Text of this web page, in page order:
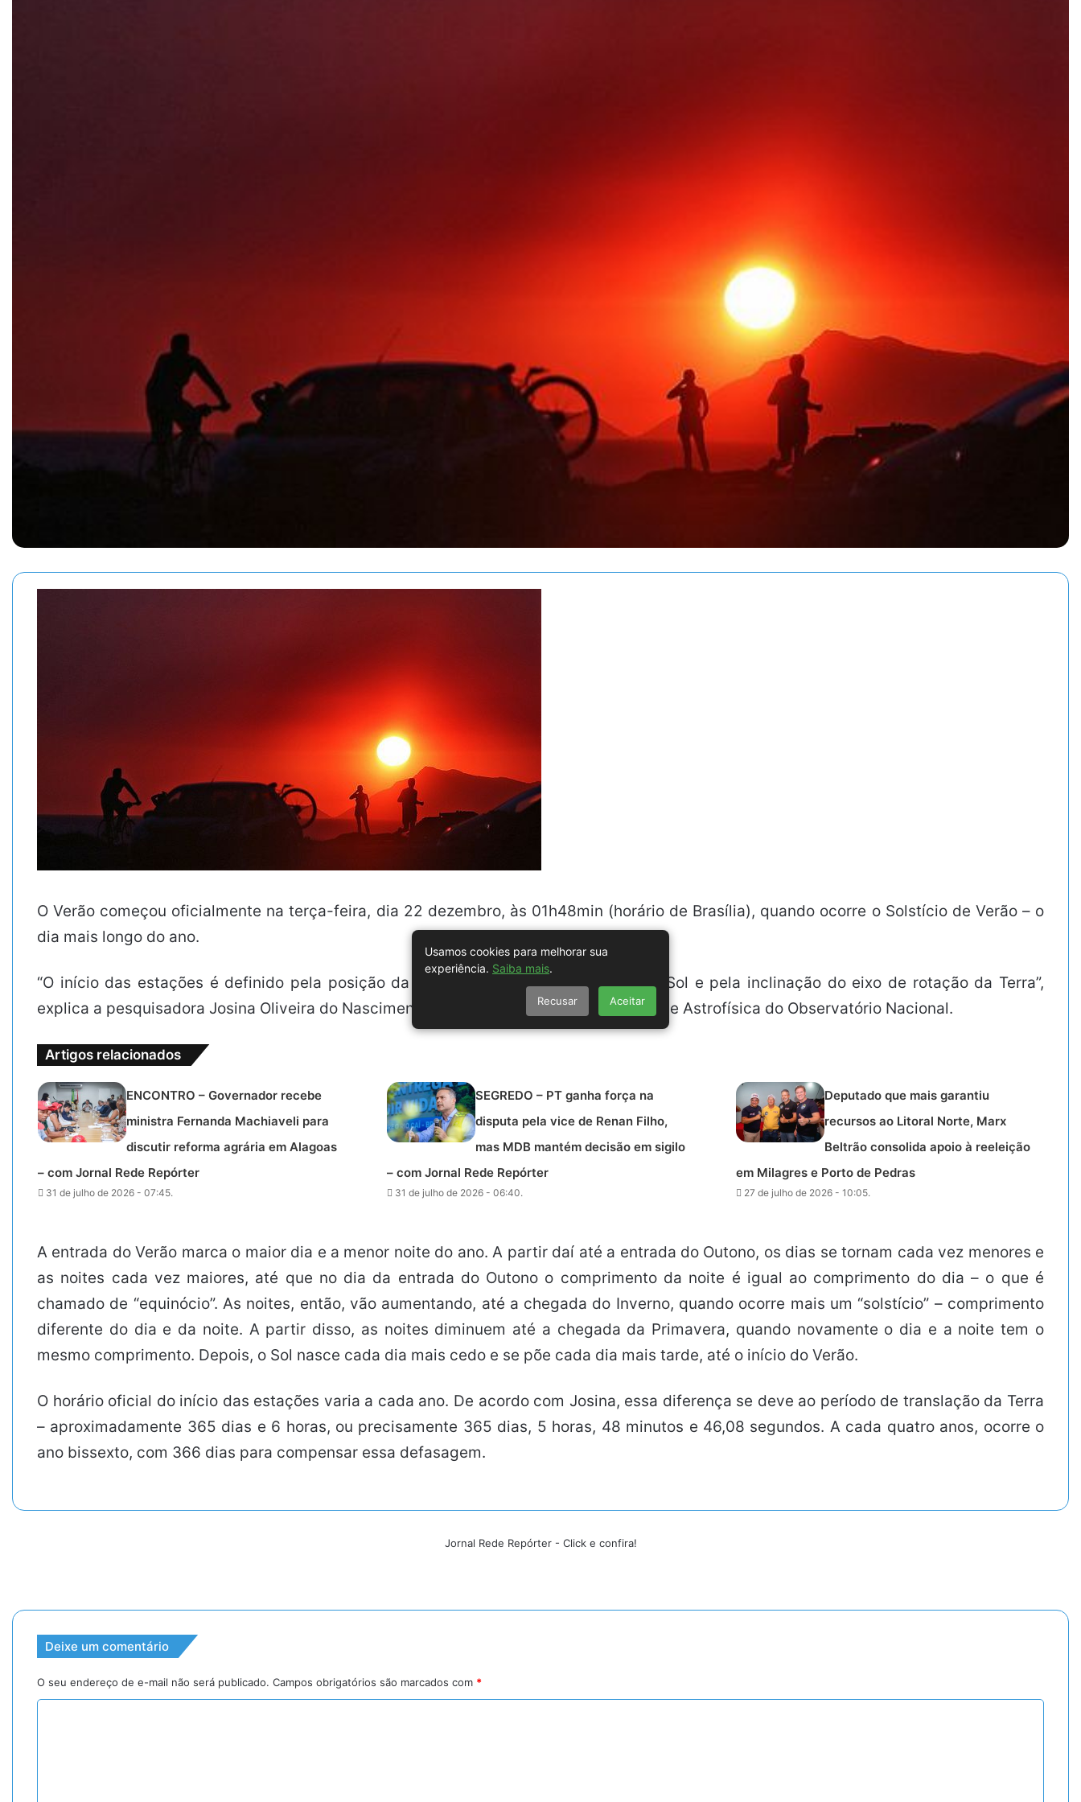
O Verão começou oficialmente na terça-feira, dia 22 dezembro, às 01h48min (horário de Brasília), quando ocorre o Solstício de Verão – o
dia mais longo do ano.
“O início das estações é definido pela posição da Terra em sua órbita em torno do Sol e pela inclinação do eixo de rotação da Terra”,
explica a pesquisadora Josina Oliveira do Nascimento, da Coordenação de Astronomia e Astrofísica do Observatório Nacional.
Artigos relacionados
ENCONTRO – Governador recebe
ministra Fernanda Machiaveli para
discutir reforma agrária em Alagoas
– com Jornal Rede Repórter
31 de julho de 2026 - 07:45.
SEGREDO – PT ganha força na
disputa pela vice de Renan Filho,
mas MDB mantém decisão em sigilo
– com Jornal Rede Repórter
31 de julho de 2026 - 06:40.
Deputado que mais garantiu
recursos ao Litoral Norte, Marx
Beltrão consolida apoio à reeleição
em Milagres e Porto de Pedras
27 de julho de 2026 - 10:05.
A entrada do Verão marca o maior dia e a menor noite do ano. A partir daí até a entrada do Outono, os dias se tornam cada vez menores e
as noites cada vez maiores, até que no dia da entrada do Outono o comprimento da noite é igual ao comprimento do dia – o que é
chamado de “equinócio”. As noites, então, vão aumentando, até a chegada do Inverno, quando ocorre mais um “solstício” – comprimento
diferente do dia e da noite. A partir disso, as noites diminuem até a chegada da Primavera, quando novamente o dia e a noite tem o
mesmo comprimento. Depois, o Sol nasce cada dia mais cedo e se põe cada dia mais tarde, até o início do Verão.
O horário oficial do início das estações varia a cada ano. De acordo com Josina, essa diferença se deve ao período de translação da Terra
– aproximadamente 365 dias e 6 horas, ou precisamente 365 dias, 5 horas, 48 minutos e 46,08 segundos. A cada quatro anos, ocorre o
ano bissexto, com 366 dias para compensar essa defasagem.
Jornal Rede Repórter - Click e confira!
Deixe um comentário
O seu endereço de e-mail não será publicado. Campos obrigatórios são marcados com *
Usamos cookies para melhorar sua
experiência. Saiba mais.
Recusar Aceitar